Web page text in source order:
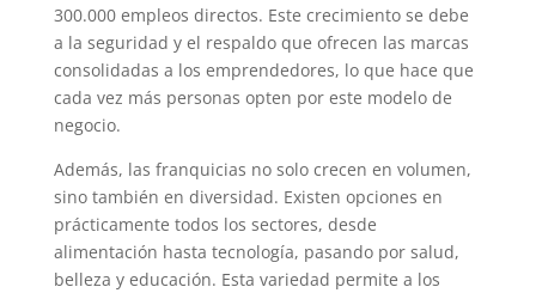
300.000 empleos directos. Este crecimiento se debe
a la seguridad y el respaldo que ofrecen las marcas
consolidadas a los emprendedores, lo que hace que
cada vez más personas opten por este modelo de
negocio.
Además, las franquicias no solo crecen en volumen,
sino también en diversidad. Existen opciones en
prácticamente todos los sectores, desde
alimentación hasta tecnología, pasando por salud,
belleza y educación. Esta variedad permite a los